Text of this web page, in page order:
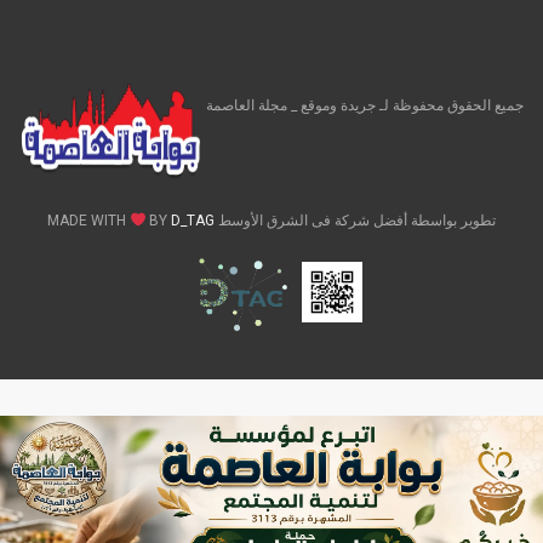
جميع الحقوق محفوظة لـ جريدة وموقع _ مجلة العاصمة
تطوير بواسطة أفضل شركة فى الشرق الأوسط MADE WITH BY D_TAG